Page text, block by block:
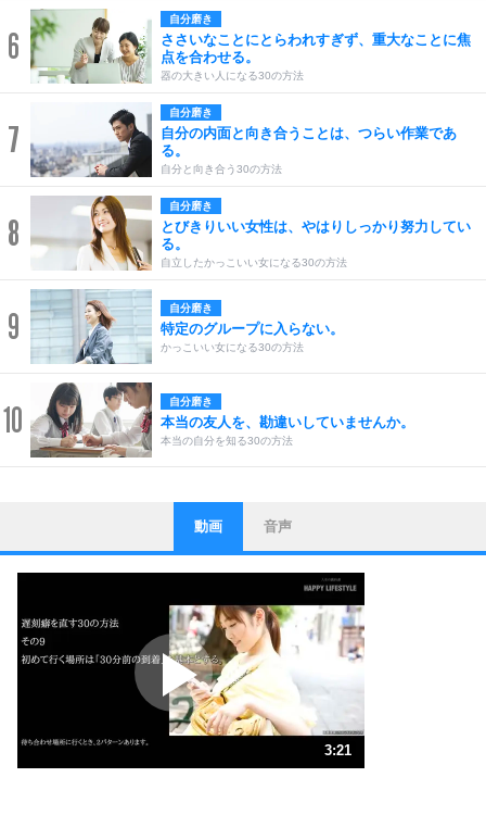
6
自分磨き
ささいなことにとらわれすぎず、重大なことに焦
点を合わせる。
器の大きい人になる30の方法
7
自分磨き
自分の内面と向き合うことは、つらい作業であ
る。
自分と向き合う30の方法
8
自分磨き
とびきりいい女性は、やはりしっかり努力してい
る。
自立したかっこいい女になる30の方法
9 自分磨き
特定のグループに入らない。
かっこいい女になる30の方法
10 自分磨き
本当の友人を、勘違いしていませんか。
本当の自分を知る30の方法
1
ストレス対策
他人と比べない。
いっそのこと、他人を見ない。
いらいらしない人になる30の方法
プラス思考
ポジティブになれない原因は、行動しないから。
ポジティブ思考になる30の方法
ストレス対策
人生、なんとかなるもの。
気楽に生きる30の方法
動画 音声
3:21